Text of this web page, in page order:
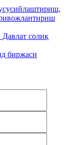
солиқ
биржаси